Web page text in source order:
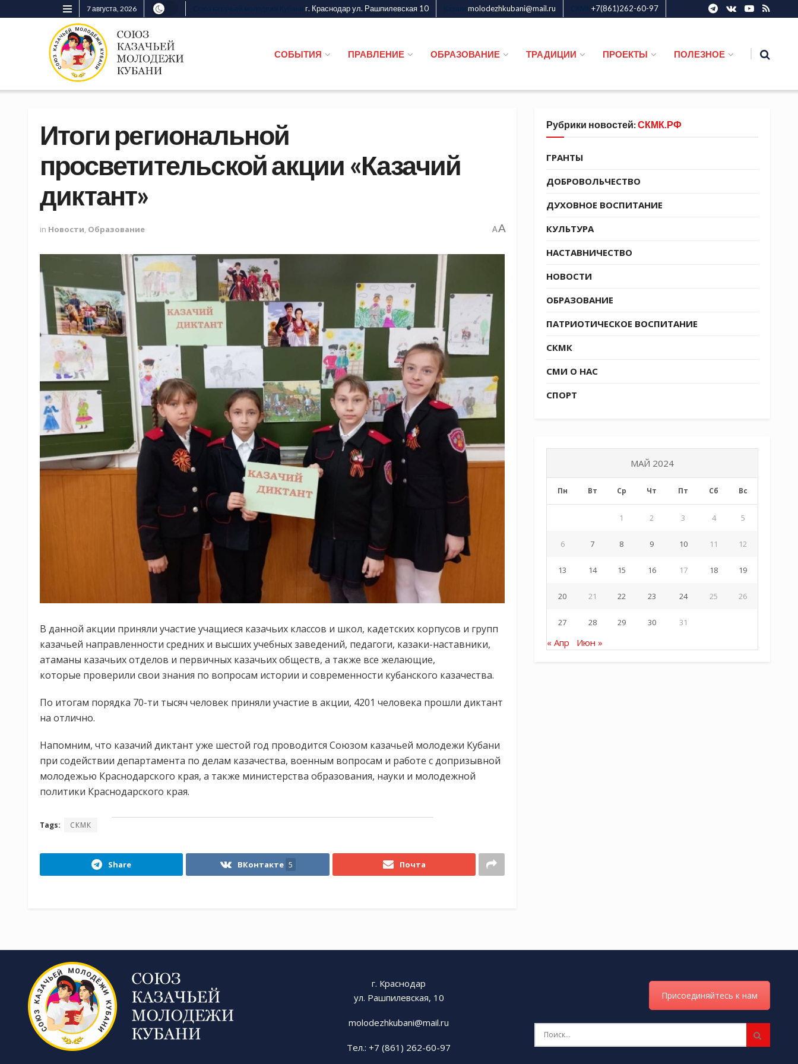
7 августа, 2026 г. Краснодар ул. Рашпилевская 10 molodezhkubani@mail.ru +7(861)262-60-97
СОБЫТИЯ ПРАВЛЕНИЕ ОБРАЗОВАНИЕ ТРАДИЦИИ ПРОЕКТЫ ПОЛЕЗНОЕ
Итоги региональной
просветительской акции «Казачий
диктант»
in Новости Образование AA
В данной акции приняли участие учащиеся казачьих классов и школ, кадетских корпусов и групп
казачьей направленности средних и высших учебных заведений, педагоги, казаки-наставники,
атаманы казачьих отделов и первичных казачьих обществ, а также все желающие,
которые проверили свои знания по вопросам истории и современности кубанского казачества.
По итогам порядка 70-ти тысяч человек приняли участие в акции, 4201 человека прошли диктант
на отлично.
Напомним, что казачий диктант уже шестой год проводится Союзом казачьей молодежи Кубани
при содействии департамента по делам казачества, военным вопросам и работе с допризывной
молодежью Краснодарского края, а также министерства образования, науки и молодежной
политики Краснодарского края.
Tags: СКМК
Share ВКонтакте 5 Почта
Рубрики новостей:СКМК.РФ
ГРАНТЫ
ДОБРОВОЛЬЧЕСТВО
ДУХОВНОЕ ВОСПИТАНИЕ
КУЛЬТУРА
НАСТАВНИЧЕСТВО
НОВОСТИ
ОБРАЗОВАНИЕ
ПАТРИОТИЧЕСКОЕ ВОСПИТАНИЕ
СКМК
СМИ О НАС
СПОРТ
МАЙ 2024
Пн Вт Ср Чт Пт Сб Вс
1 2 3 4 5
6 7 8 9 10 11 12
13 14 15 16 17 18 19
20 21 22 23 24 25 26
27 28 29 30 31
« Апр Июн »
г. Краснодар
ул. Рашпилевская, 10
molodezhkubani@mail.ru
Тел.: +7 (861) 262-60-97
Присоединяйтесь к нам